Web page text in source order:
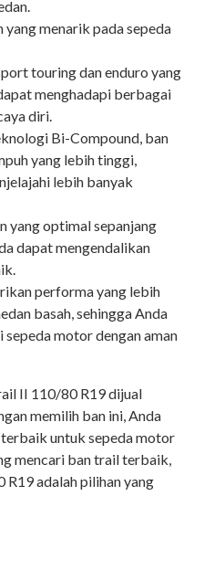
menarik pada sepeda
touring dan enduro yang
menghadapi berbagai
diri.
Bi-Compound, ban
yang lebih tinggi,
lebih banyak
yang optimal sepanjang
dapat mengendalikan
performa yang lebih
basah, sehingga Anda
motor dengan aman
II 110/80 R19 dijual
memilih ban ini, Anda
untuk sepeda motor
mencari ban trail terbaik,
adalah pilihan yang